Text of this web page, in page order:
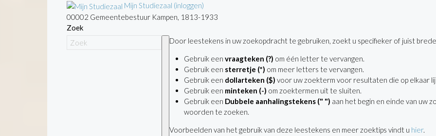
Mijn Studiezaal (inloggen)
00002 Gemeentebestuur Kampen, 1813-1933
Zoek
Door leestekens in uw zoekopdracht te gebruiken, zoekt u specifieker of juist
Gebruik een vraagteken (?) om één letter te vervangen.
Gebruik een sterretje (*) om meer letters te vervangen.
Gebruik een dollarteken ($) voor uw zoekterm voor resultaten die op elkaar
Gebruik een minteken (-) om zoektermen uit te sluiten.
Gebruik een Dubbele aanhalingstekens (" ") aan het begin en einde van uw
woorden te zoeken.
Voorbeelden van het gebruik van deze leestekens en meer zoektips vindt u hier.